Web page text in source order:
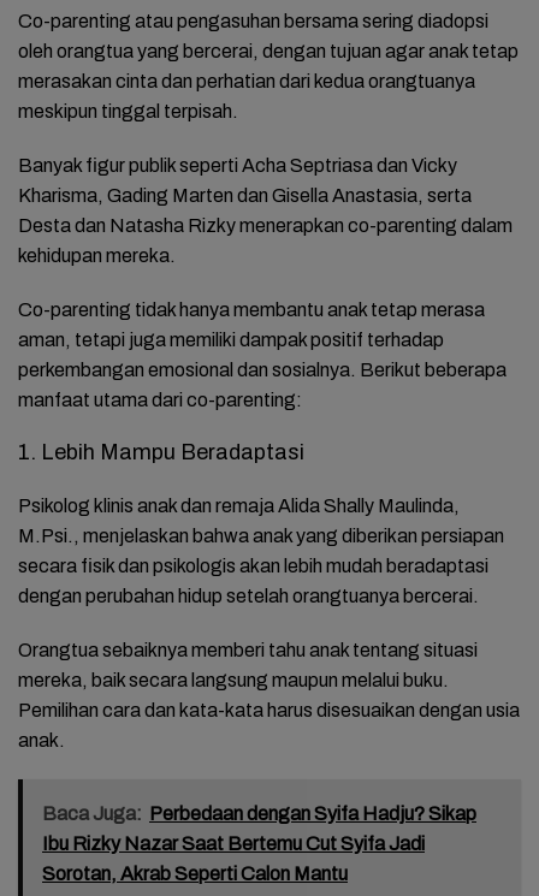
Co-parenting atau pengasuhan bersama sering diadopsi
oleh orangtua yang bercerai, dengan tujuan agar anak tetap
merasakan cinta dan perhatian dari kedua orangtuanya
meskipun tinggal terpisah.
Banyak figur publik seperti Acha Septriasa dan Vicky
Kharisma, Gading Marten dan Gisella Anastasia, serta
Desta dan Natasha Rizky menerapkan co-parenting dalam
kehidupan mereka.
Co-parenting tidak hanya membantu anak tetap merasa
aman, tetapi juga memiliki dampak positif terhadap
perkembangan emosional dan sosialnya. Berikut beberapa
manfaat utama dari co-parenting:
1. Lebih Mampu Beradaptasi
Psikolog klinis anak dan remaja Alida Shally Maulinda,
M.Psi., menjelaskan bahwa anak yang diberikan persiapan
secara fisik dan psikologis akan lebih mudah beradaptasi
dengan perubahan hidup setelah orangtuanya bercerai.
Orangtua sebaiknya memberi tahu anak tentang situasi
mereka, baik secara langsung maupun melalui buku.
Pemilihan cara dan kata-kata harus disesuaikan dengan usia
anak.
Baca Juga: Perbedaan dengan Syifa Hadju? Sikap
Ibu Rizky Nazar Saat Bertemu Cut Syifa Jadi
Sorotan, Akrab Seperti Calon Mantu